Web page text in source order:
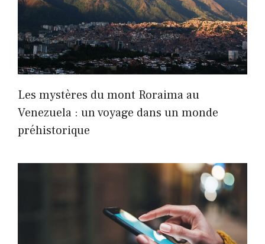
Les mystères du mont Roraima au
Venezuela : un voyage dans un monde
préhistorique